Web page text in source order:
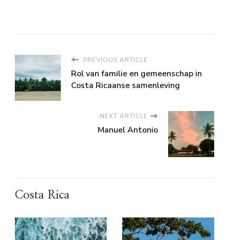
PREVIOUS ARTICLE
Rol van familie en gemeenschap in
Costa Ricaanse samenleving
NEXT ARTICLE
Manuel Antonio
Costa Rica